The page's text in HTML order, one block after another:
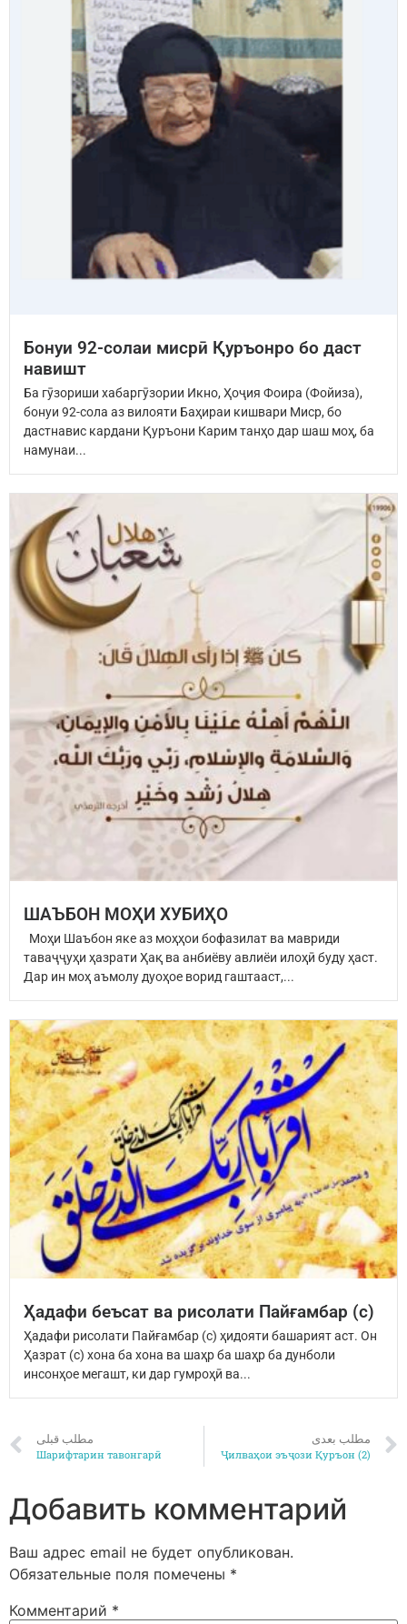
Бонуи 92-солаи мисрӣ Қуръонро бо даст
навишт
Ба гӯзориши хабаргӯзории Икно, Ҳоҷия Фоира (Фойиза),
бонуи 92-сола аз вилояти Баҳираи кишвари Миср, бо
дастнавис кардани Қуръони Карим танҳо дар шаш моҳ, ба
намунаи...
ШАЪБОН МОҲИ ХУБИҲО
Моҳи Шаъбон яке аз моҳҳои бофазилат ва мавриди
таваҷҷуҳи ҳазрати Ҳақ ва анбиёву авлиёи илоҳӣ буду ҳаст.
Дар ин моҳ аъмолу дуоҳое ворид гаштааст,...
Ҳадафи беъсат ва рисолати Пайғамбар (с)
Ҳадафи рисолати Пайғамбар (с) ҳидояти башарият аст. Он
Ҳазрат (с) хона ба хона ва шаҳр ба шаҳр ба дунболи
инсонҳое мегашт, ки дар гумроҳӣ ва...
مطلب قبلی
Шарифтарин тавонгарӣ
مطلب بعدی
Ҷилваҳои эъҷози Қуръон (2)
Добавить комментарий
Ваш адрес email не будет опубликован.
Обязательные поля помечены *
Комментарий *